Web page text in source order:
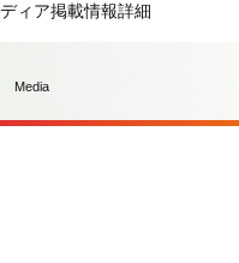
ディア掲載情報詳細
Media